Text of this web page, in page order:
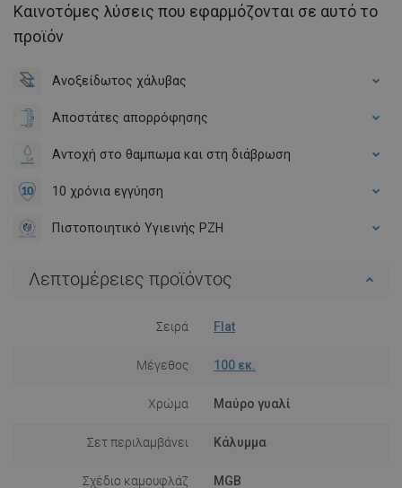
Καινοτόμες λύσεις που εφαρμόζονται σε αυτό το
προϊόν
Ανοξείδωτος χάλυβας
Αποστάτες απορρόφησης
Αντοχή στο θαμπωμα και στη διάβρωση
10 χρόνια εγγύηση
Πιστοποιητικό Υγιεινής PZH
Λεπτομέρειες προϊόντος
Σειρά Flat
Μέγεθος 100 εκ.
Χρώμα Μαύρο γυαλί
Σετ περιλαμβάνει Κάλυμμα
Σχέδιο καμουφλάζ MGB